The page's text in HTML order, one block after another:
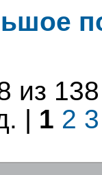
из 138
| 1 2 3